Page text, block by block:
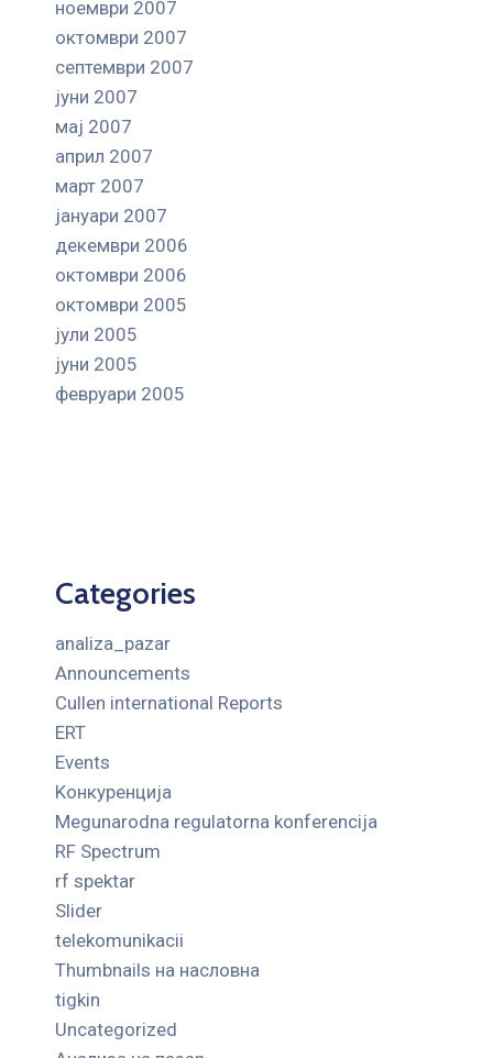
ноември 2007
октомври 2007
септември 2007
јуни 2007
мај 2007
април 2007
март 2007
јануари 2007
декември 2006
октомври 2006
октомври 2005
јули 2005
јуни 2005
февруари 2005
Categories
analiza_pazar
Announcements
Cullen international Reports
ERT
Events
Kонкуренција
Megunarodna regulatorna konferencija
RF Spectrum
rf spektar
Slider
telekomunikacii
Thumbnails на насловна
tigkin
Uncategorized